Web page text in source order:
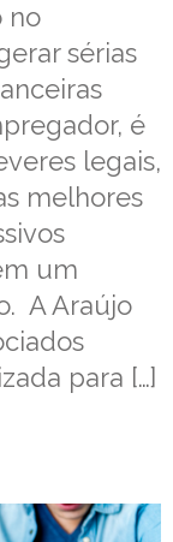
no
sérias
é
legais,
melhores
um
A Araújo
para […]